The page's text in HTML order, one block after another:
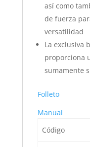
así como
de fuerza
versatilidad
La exclusiva
proporciona
sumamente
Folleto
Manual
Código